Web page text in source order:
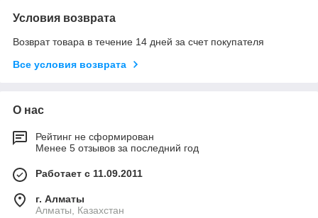
Условия возврата
Возврат товара в течение 14 дней за счет покупателя
Все условия возврата
О нас
Рейтинг не сформирован
Менее 5 отзывов за последний год
Работает с 11.09.2011
г. Алматы
Алматы, Казахстан